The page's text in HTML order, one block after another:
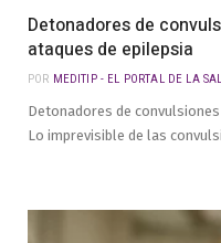
Detonadores de
ataques de epilepsia
POR MEDITIP - EL PORTAL DE LA
Detonadores de
Lo imprevisible de las